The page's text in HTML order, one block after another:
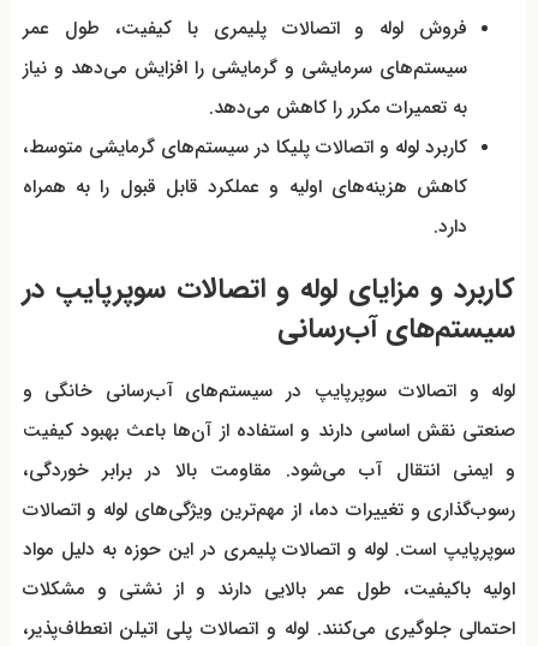
فروش لوله و اتصالات پلیمری با کیفیت، طول عمر
سیستم‌های سرمایشی و گرمایشی را افزایش می‌دهد و نیاز
به تعمیرات مکرر را کاهش می‌دهد.
کاربرد لوله و اتصالات پلیکا در سیستم‌های گرمایشی متوسط،
کاهش هزینه‌های اولیه و عملکرد قابل قبول را به همراه
دارد.
کاربرد و مزایای لوله و اتصالات سوپرپایپ در
سیستم‌های آب‌رسانی
لوله و اتصالات سوپرپایپ در سیستم‌های آب‌رسانی خانگی و
صنعتی نقش اساسی دارند و استفاده از آن‌ها باعث بهبود کیفیت
و ایمنی انتقال آب می‌شود. مقاومت بالا در برابر خوردگی،
رسوب‌گذاری و تغییرات دما، از مهم‌ترین ویژگی‌های لوله و اتصالات
سوپرپایپ است. لوله و اتصالات پلیمری در این حوزه به دلیل مواد
اولیه باکیفیت، طول عمر بالایی دارند و از نشتی و مشکلات
احتمالی جلوگیری می‌کنند. لوله و اتصالات پلی اتیلن انعطاف‌پذیر،